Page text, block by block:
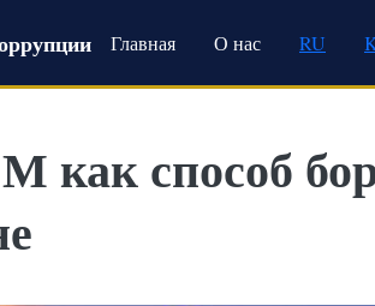
Main navigation
Главная О нас RU
как способ